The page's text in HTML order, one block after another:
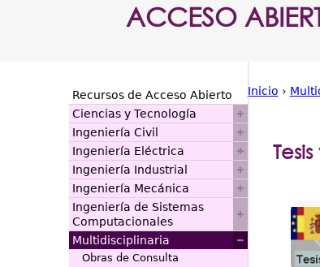
ACCESO
está
Inicio ›
Recursos de Acceso Abierto
Ciencias y Tecnología
Ingeniería Civil
Ingeniería Eléctrica
Ingeniería Industrial
Ingeniería Mecánica
Ingeniería de Sistemas
Computacionales
Multidisciplinaria
Obras de Consulta